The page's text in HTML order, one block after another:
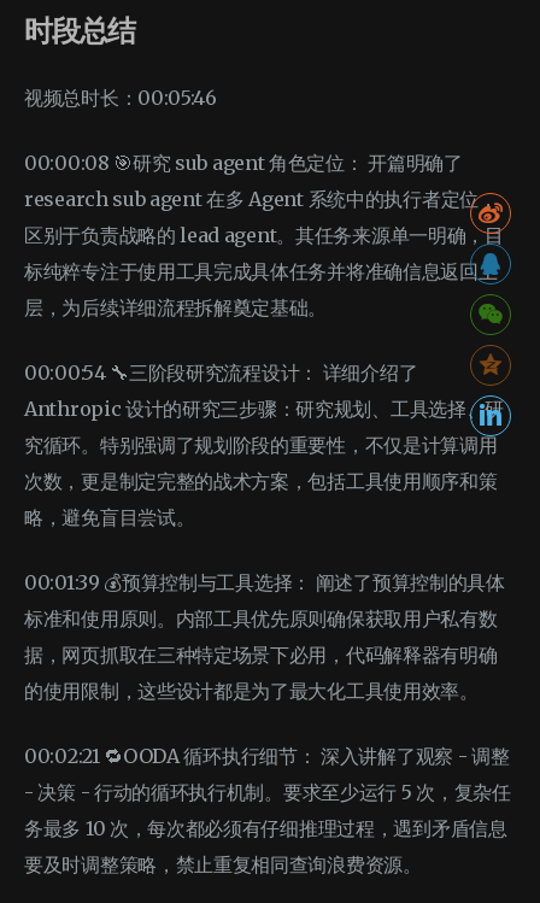
时段总结
视频总时长：00:05:46
00:00:08 🎯研究 sub agent 角色定位： 开篇明确了
research sub agent 在多 Agent 系统中的执行者定位，
区别于负责战略的 lead agent。其任务来源单一明确，目
标纯粹专注于使用工具完成具体任务并将准确信息返回上
层，为后续详细流程拆解奠定基础。
00:00:54 🔧三阶段研究流程设计： 详细介绍了
Anthropic 设计的研究三步骤：研究规划、工具选择、研
究循环。特别强调了规划阶段的重要性，不仅是计算调用
次数，更是制定完整的战术方案，包括工具使用顺序和策
略，避免盲目尝试。
00:01:39 💰预算控制与工具选择： 阐述了预算控制的具体
标准和使用原则。内部工具优先原则确保获取用户私有数
据，网页抓取在三种特定场景下必用，代码解释器有明确
的使用限制，这些设计都是为了最大化工具使用效率。
00:02:21 🔁OODA 循环执行细节： 深入讲解了观察 - 调整
- 决策 - 行动的循环执行机制。要求至少运行 5 次，复杂任
务最多 10 次，每次都必须有仔细推理过程，遇到矛盾信息
要及时调整策略，禁止重复相同查询浪费资源。